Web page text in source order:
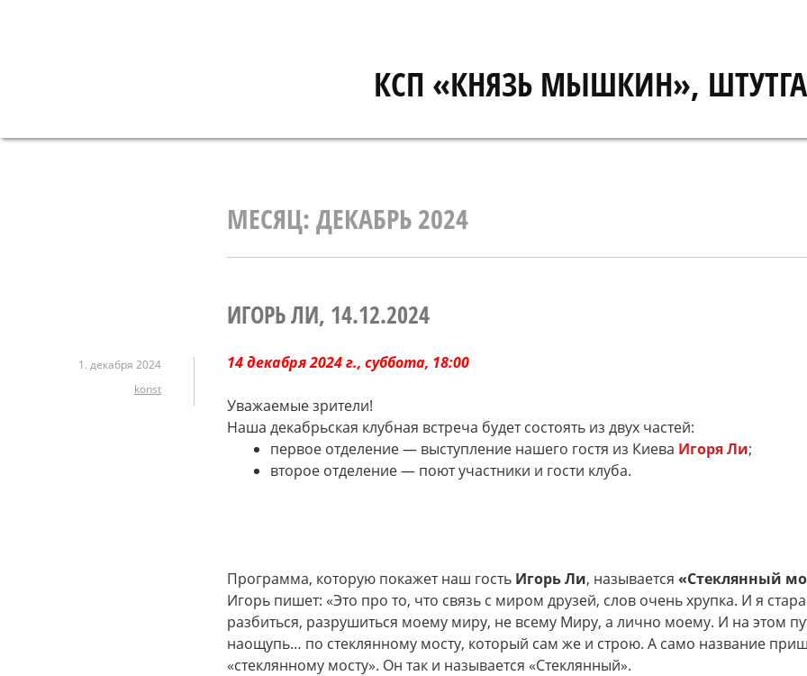
КСП «КНЯЗЬ МЫШКИН»,
МЕСЯЦ:ДЕКАБРЬ 2024
ИГОРЬ ЛИ, 14.12.2024
1. декабря 2024
konst
14 декабря2024г., суббота, 18:00
Уважаемые зрители!
Наша декабрьская клубная встреча будет состоять из двух частей:
первое отделение — выступление нашего гостя из Киева Игоря Ли;
второе отделение — поют участники и гости клуба.
Программа, которую покажет наш гость Игорь Ли, называется «Стеклянный
Игорь пишет: «Это про то, что связь с миром друзей, слов очень хрупка. И я
разбиться, разрушиться моему миру, не всему Миру, а лично моему. И на этом
наощупь… по стеклянному мосту, который сам же и строю. А само название
«стеклянному мосту». Он так и называется «Стеклянный».